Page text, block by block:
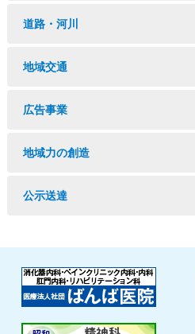
道路・河川
地域交通
広告事業
地域力の創造
公示送達